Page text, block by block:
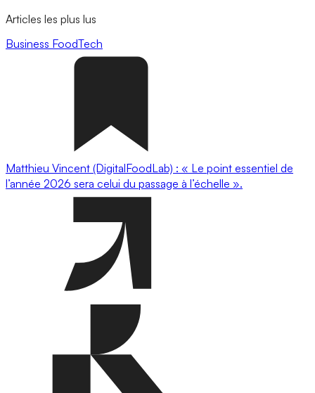
Articles les plus lus
Business FoodTech
Matthieu Vincent (DigitalFoodLab) : « Le point essentiel de
l’année 2026 sera celui du passage à l’échelle ».